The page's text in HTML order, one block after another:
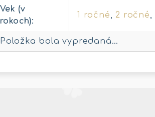
Vek (v
rokoch):
1 ročné, 2 ročné,
Položka bola vypredaná…